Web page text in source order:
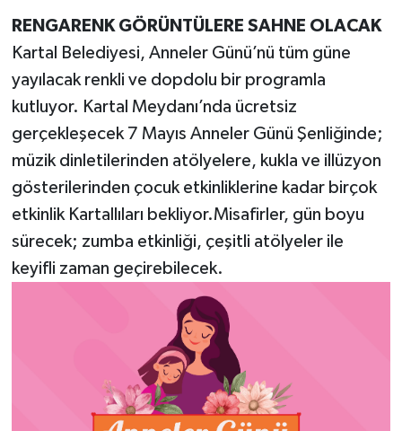
Karşı Tam Hazırlık
RENGARENK GÖRÜNTÜLERE SAHNE OLACAK
Kartal Belediyesi, Anneler Günü’nü tüm güne
yayılacak renkli ve dopdolu bir programla
kutluyor. Kartal Meydanı’nda ücretsiz
gerçekleşecek 7 Mayıs Anneler Günü Şenliğinde;
müzik dinletilerinden atölyelere, kukla ve illüzyon
gösterilerinden çocuk etkinliklerine kadar birçok
etkinlik Kartallıları bekliyor.Misafirler, gün boyu
sürecek; zumba etkinliği, çeşitli atölyeler ile
keyifli zaman geçirebilecek.